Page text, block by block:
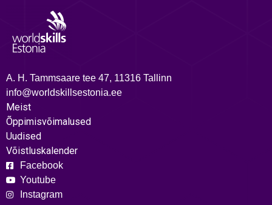
A. H. Tammsaare tee 47, 11316 Tallinn
info@worldskillsestonia.ee
Meist
Õppimisvõimalused
Uudised
Võistluskalender
Facebook
Youtube
Instagram